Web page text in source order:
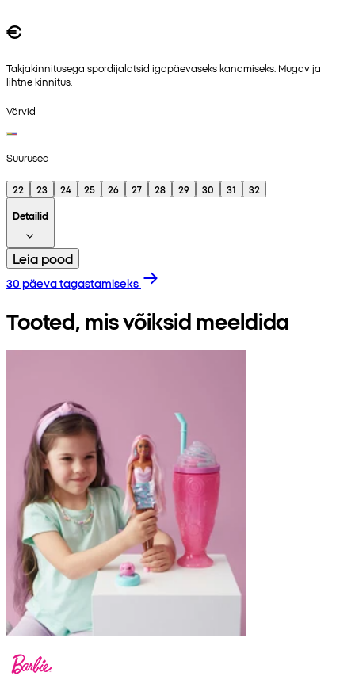
€
Takjakinnitusega spordijalatsid igapäevaseks kandmiseks. Mugav ja
lihtne kinnitus.
Värvid
Suurused
22 23 24 25 26 27 28 29 30 31
32
Detailid
Leia pood
30 päeva tagastamiseks
Tooted, mis võiksid meeldida